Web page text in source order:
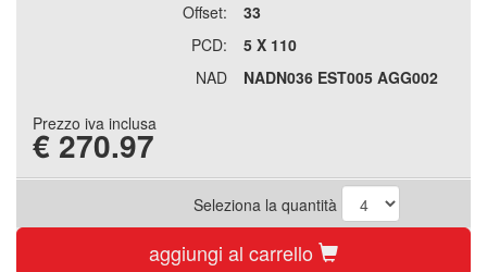
Offset:
33
PCD:
5 X 110
NAD
NADN036 EST005 AGG002
Prezzo iva inclusa
€ 270.97
Seleziona la quantità
aggiungi al carrello